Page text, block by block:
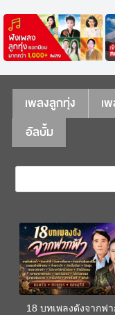
เพลงลูกทุ่ง เ
อัลบั้ม
18 บทเพลงดังจากฟ